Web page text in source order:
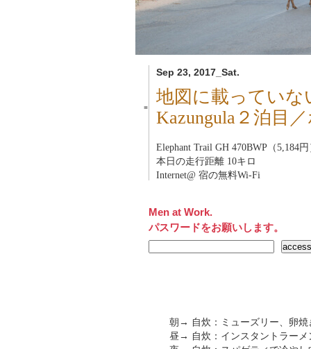
Sep 23, 2017_Sat.
■
地図に載っていな
Kazungula２泊目
Elephant Trail GH 470BWP（5,184
本日の走行距離 10キロ
Internet@ 宿の無料Wi-Fi
Men at Work.
パスワードをお願いします。
朝→ 自炊：ミューズリー、卵焼
昼→ 自炊：インスタントラーメ